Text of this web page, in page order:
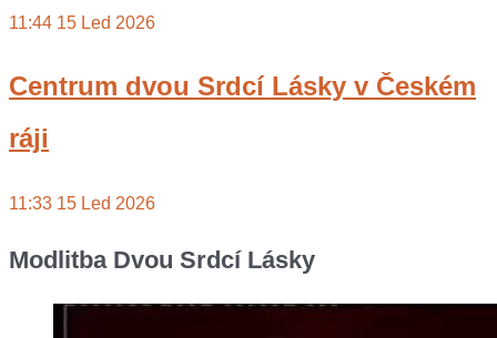
11:44 15 Led 2026
Centrum dvou Srdcí Lásky v Českém
ráji
11:33 15 Led 2026
Modlitba Dvou Srdcí Lásky